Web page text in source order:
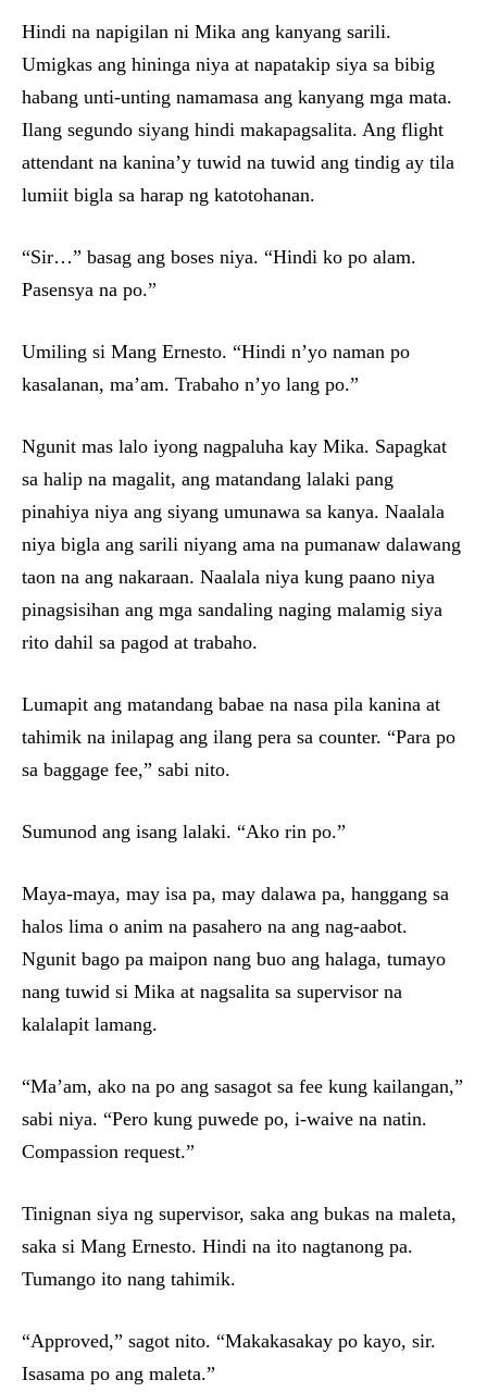
Hindi na napigilan ni Mika ang kanyang sarili.
Umigkas ang hininga niya at napatakip siya sa bibig
habang unti-unting namamasa ang kanyang mga mata.
Ilang segundo siyang hindi makapagsalita. Ang flight
attendant na kanina’y tuwid na tuwid ang tindig ay tila
lumiit bigla sa harap ng katotohanan.
“Sir…” basag ang boses niya. “Hindi ko po alam.
Pasensya na po.”
Umiling si Mang Ernesto. “Hindi n’yo naman po
kasalanan, ma’am. Trabaho n’yo lang po.”
Ngunit mas lalo iyong nagpaluha kay Mika. Sapagkat
sa halip na magalit, ang matandang lalaki pang
pinahiya niya ang siyang umunawa sa kanya. Naalala
niya bigla ang sarili niyang ama na pumanaw dalawang
taon na ang nakaraan. Naalala niya kung paano niya
pinagsisihan ang mga sandaling naging malamig siya
rito dahil sa pagod at trabaho.
Lumapit ang matandang babae na nasa pila kanina at
tahimik na inilapag ang ilang pera sa counter. “Para po
sa baggage fee,” sabi nito.
Sumunod ang isang lalaki. “Ako rin po.”
Maya-maya, may isa pa, may dalawa pa, hanggang sa
halos lima o anim na pasahero na ang nag-aabot.
Ngunit bago pa maipon nang buo ang halaga, tumayo
nang tuwid si Mika at nagsalita sa supervisor na
kalalapit lamang.
“Ma’am, ako na po ang sasagot sa fee kung kailangan,”
sabi niya. “Pero kung puwede po, i-waive na natin.
Compassion request.”
Tinignan siya ng supervisor, saka ang bukas na maleta,
saka si Mang Ernesto. Hindi na ito nagtanong pa.
Tumango ito nang tahimik.
“Approved,” sagot nito. “Makakasakay po kayo, sir.
Isasama po ang maleta.”